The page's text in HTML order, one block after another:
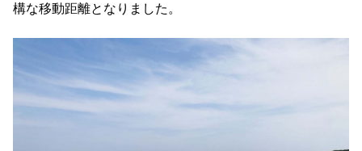
構な移動距離となりました。